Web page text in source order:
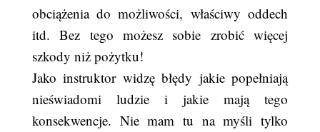
obciążenia do możliwości, właściwy oddech
itd. Bez tego możesz sobie zrobić więcej
szkody niż pożytku!
Jako instruktor widzę błędy jakie popełniają
nieświadomi ludzie i jakie mają tego
konsekwencje. Nie mam tu na myśli tylko